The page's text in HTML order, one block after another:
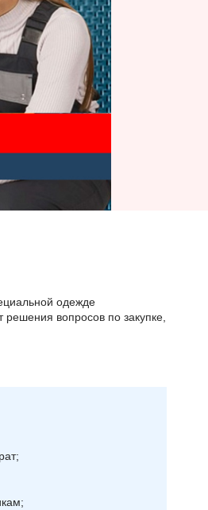
одежде
вопросов по закупке,